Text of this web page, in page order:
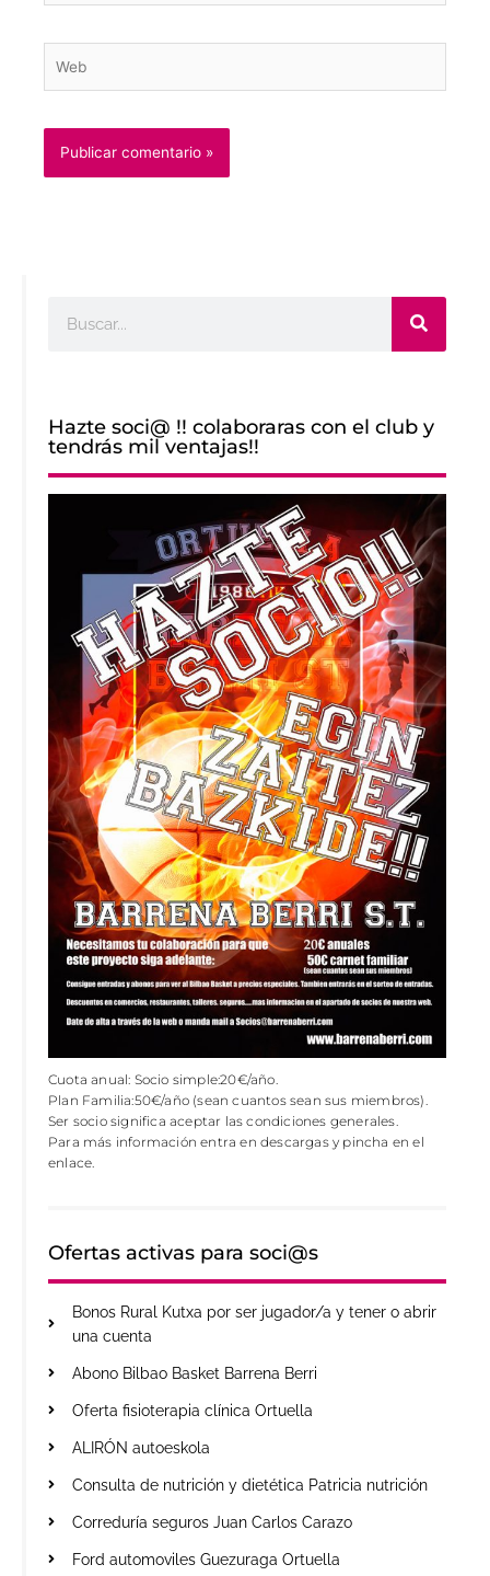
Hazte soci@ !! colaboraras con el club y
tendrás mil ventajas!!
Cuota anual: Socio simple:20€/año.
Plan Familia:50€/año (sean cuantos sean sus miembros).
Ser socio significa aceptar las condiciones generales.
Para más información entra en descargas y pincha en el
enlace.
Ofertas activas para soci@s
Bonos Rural Kutxa por ser jugador/a y tener o abrir
una cuenta
Abono Bilbao Basket Barrena Berri
Oferta fisioterapia clínica Ortuella
ALIRÓN autoeskola
Consulta de nutrición y dietética Patricia nutrición
Correduría seguros Juan Carlos Carazo
Ford automoviles Guezuraga Ortuella